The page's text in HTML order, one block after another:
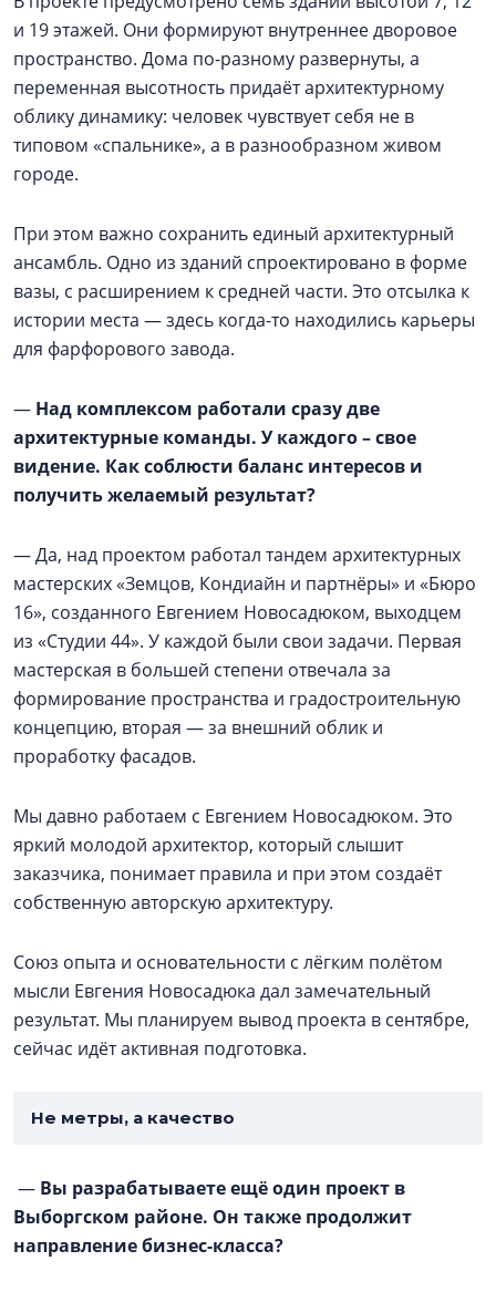
и 19 этажей. Они формируют внутреннее дворовое
пространство. Дома по-разному развернуты, а
переменная высотность придаёт архитектурному
облику динамику: человек чувствует себя не в
типовом «спальнике», а в разнообразном живом
городе.
При этом важно сохранить единый архитектурный
ансамбль. Одно из зданий спроектировано в форме
вазы, с расширением к средней части. Это отсылка к
истории места — здесь когда-то находились карьеры
для фарфорового завода.
— Над комплексом работали сразу две
архитектурные команды. У каждого – свое
видение. Как соблюсти баланс интересов и
получить желаемый результат?
— Да, над проектом работал тандем архитектурных
мастерских «Земцов, Кондиайн и партнёры» и «Бюро
16», созданного Евгением Новосадюком, выходцем
из «Студии 44». У каждой были свои задачи. Первая
мастерская в большей степени отвечала за
формирование пространства и градостроительную
концепцию, вторая — за внешний облик и
проработку фасадов.
Мы давно работаем с Евгением Новосадюком. Это
яркий молодой архитектор, который слышит
заказчика, понимает правила и при этом создаёт
собственную авторскую архитектуру.
Союз опыта и основательности с лёгким полётом
мысли Евгения Новосадюка дал замечательный
результат. Мы планируем вывод проекта в сентябре,
сейчас идёт активная подготовка.
Не метры, а качество
— Вы разрабатываете ещё один проект в
Выборгском районе. Он также продолжит
направление бизнес-класса?